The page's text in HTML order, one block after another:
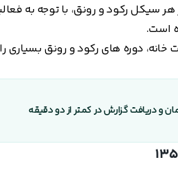
سیکل رکود و رونق، با توجه به
است.
قیمت خانه، دوره های رکود و رونق
و دریافت گزارش در کمتر از دو دقیقه